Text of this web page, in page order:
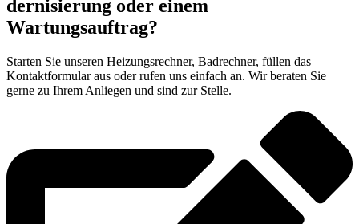
der­ni­sie­rung oder einem
Wartungsauftrag?
Starten Sie unseren Heizungsrechner, Badrechner, füllen das
Kontaktformular aus oder rufen uns einfach an. Wir beraten Sie
gerne zu Ihrem Anliegen und sind zur Stelle.